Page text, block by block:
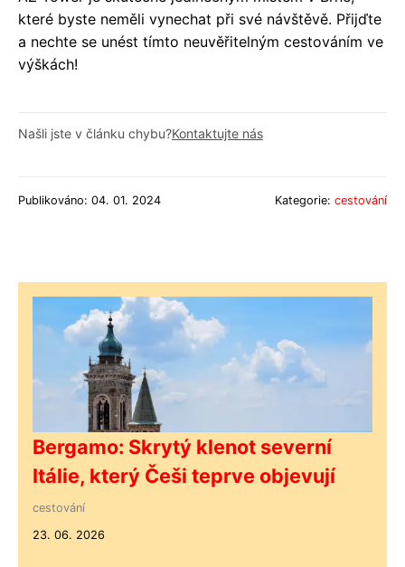
které byste neměli vynechat při své návštěvě. Přijďte
a nechte se unést tímto neuvěřitelným cestováním ve
výškách!
Našli jste v článku chybu?Kontaktujte nás
Publikováno: 04. 01. 2024 Kategorie: cestování
Bergamo: Skrytý klenot severní
Itálie, který Češi teprve objevují
cestování
23. 06. 2026